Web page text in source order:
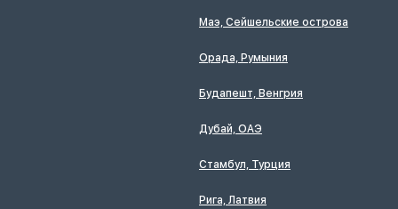
Маэ, Сейшельские острова
Орада, Румыния
Будапешт, Венгрия
Дубай, ОАЭ
Стамбул, Турция
Рига, Латвия